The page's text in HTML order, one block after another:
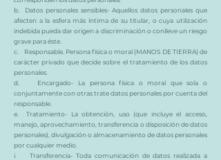
b. Datos personales sensibles- Aquellos datos personales que
afecten a la esfera más íntima de su titular, o cuya utilización
indebida pueda dar origen a discriminación o conlleve un riesgo
grave para éste.
c. Responsable. Persona física o moral (MANOS DE TIERRA) de
carácter privado que decide sobre el tratamiento de los datos
personales.
d. Encargado- La persona física o moral que sola o
conjuntamente con otras trate datos personales por cuenta del
responsable.
e. Tratamiento- La obtención, uso (que incluye el acceso,
manejo, aprovechamiento, transferencia o disposición de datos
personales), divulgación o almacenamiento de datos personales
por cualquier medio.
i. Transferencia- Toda comunicación de datos realizada a